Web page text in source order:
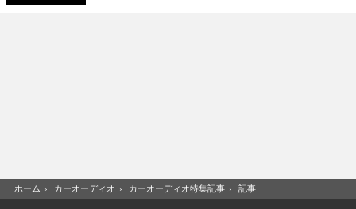
ホーム › カーオーディオ › カーオーディオ特集記事 › 記事